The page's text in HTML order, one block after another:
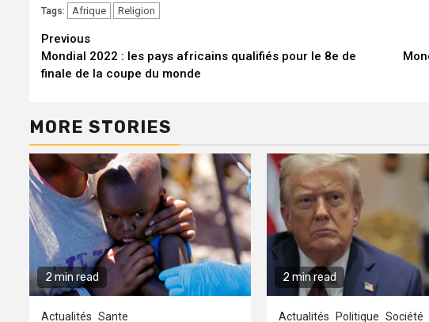
Tags: Afrique Religion
Continue
Reading
Previous
Mondial 2022 : les pays africains qualifiés pour le 8e de
finale de la coupe du monde
MORE STORIES
2 min read
Actualités Sante
2 min read
Actualités Politique Société